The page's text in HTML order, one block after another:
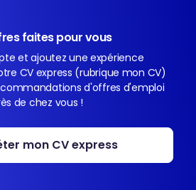
faites pour vous
et ajoutez une expérience
CV express (rubrique mon CV)
d'offres d'emploi
de chez vous !
mon CV express